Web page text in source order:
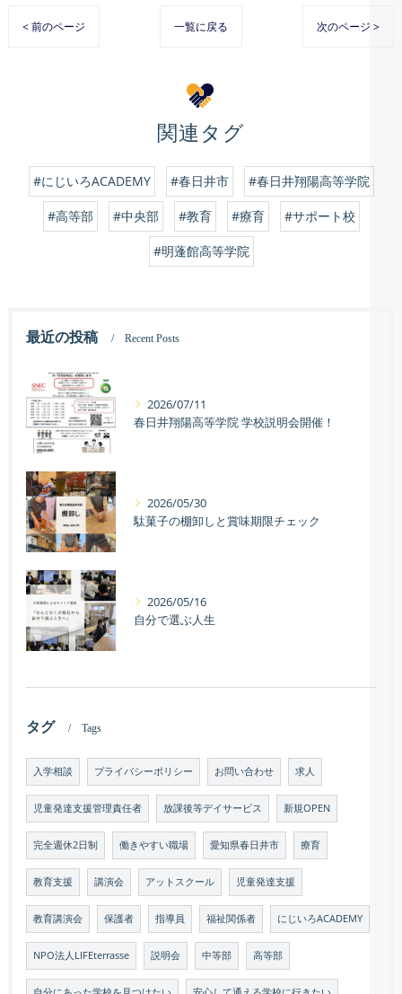
< 前のページ 一覧に戻る 次のページ >
関連タグ
#にじいろACADEMY #春日井市 #春日井翔陽高等学院
#高等部 #中央部 #教育 #療育 #サポート校
#明蓬館高等学院
最近の投稿 Recent Posts
2026/07/11
春日井翔陽高等学院 学校説明会開催！
2026/05/30
駄菓子の棚卸しと賞味期限チェック
2026/05/16
自分で選ぶ人生
タグ Tags
入学相談 プライバシーポリシー お問い合わせ 求人
児童発達支援管理責任者 放課後等デイサービス 新規OPEN
完全週休2日制 働きやすい職場 愛知県春日井市 療育
教育支援 講演会 アットスクール 児童発達支援
教育講演会 保護者 指導員 福祉関係者 にじいろACADEMY
NPO法人LIFEterrasse 説明会 中等部 高等部